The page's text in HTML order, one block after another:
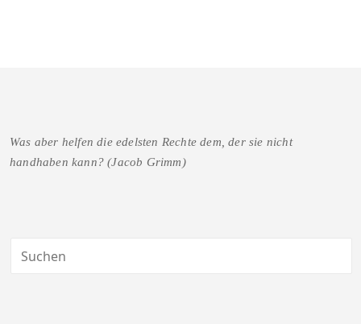
Was aber helfen die edelsten Rechte dem, der sie nicht
handhaben kann? (Jacob Grimm)